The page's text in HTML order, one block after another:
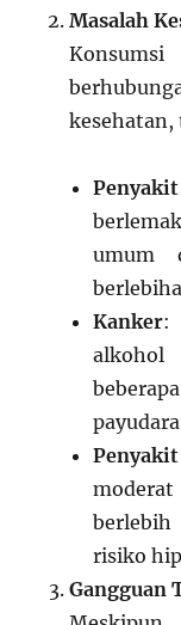
Masalah
kesehatan,
umum
Kanker:
risiko
Gangguan